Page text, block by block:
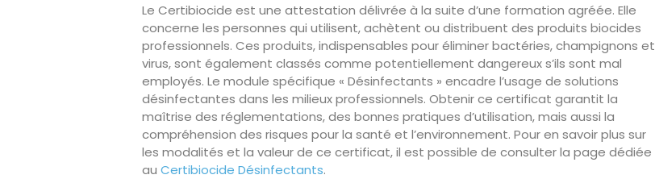
Le Certibiocide est une attestation délivrée à la suite d’une formation agréée. Elle
concerne les personnes qui utilisent, achètent ou distribuent des produits biocides
professionnels. Ces produits, indispensables pour éliminer bactéries, champignons et
virus, sont également classés comme potentiellement dangereux s’ils sont mal
employés. Le module spécifique « Désinfectants » encadre l’usage de solutions
désinfectantes dans les milieux professionnels. Obtenir ce certificat garantit la
maîtrise des réglementations, des bonnes pratiques d’utilisation, mais aussi la
compréhension des risques pour la santé et l’environnement. Pour en savoir plus sur
les modalités et la valeur de ce certificat, il est possible de consulter la page dédiée
au Certibiocide Désinfectants.